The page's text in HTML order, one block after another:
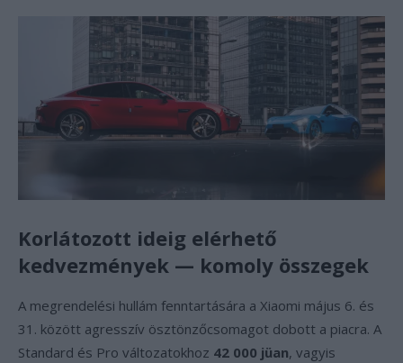
Korlátozott ideig elérhető
kedvezmények — komoly összegek
A megrendelési hullám fenntartására a Xiaomi május 6. és
31. között agresszív ösztönzőcsomagot dobott a piacra. A
Standard és Pro változatokhoz 42 000 jüan, vagyis